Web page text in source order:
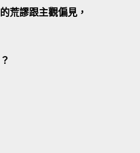
荒謬跟主觀偏見，